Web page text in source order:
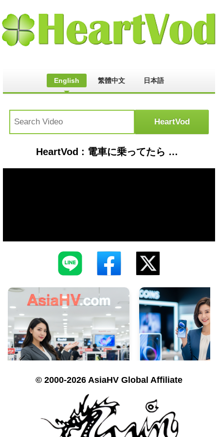
English 繁體中文 日本語
HeartVod : 電車に乗ってたら kindness in Tokyo #shorts
© 2000-2026 AsiaHV Global Affiliate